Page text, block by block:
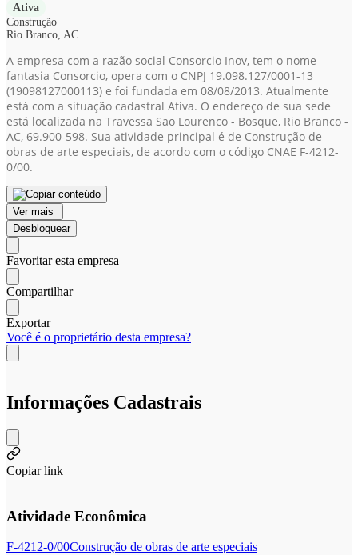
Ativa
Construção
Rio Branco, AC
A empresa com a razão social Consorcio Inov, tem o nome
fantasia Consorcio, opera com o CNPJ 19.098.127/0001-13
(19098127000113) e foi fundada em 08/08/2013. Atualmente
está com a situação cadastral Ativa. O endereço de sua sede
está localizada na Travessa Sao Lourenco - Bosque, Rio Branco -
AC, 69.900-598. Sua atividade principal é de Construção de
obras de arte especiais, de acordo com o código CNAE F-4212-
0/00.
Ver mais
Desbloquear
Favoritar esta empresa
Compartilhar
Exportar
Você é o proprietário desta empresa?
Informações Cadastrais
Copiar link
Atividade Econômica
F-4212-0/00Construção de obras de arte especiais